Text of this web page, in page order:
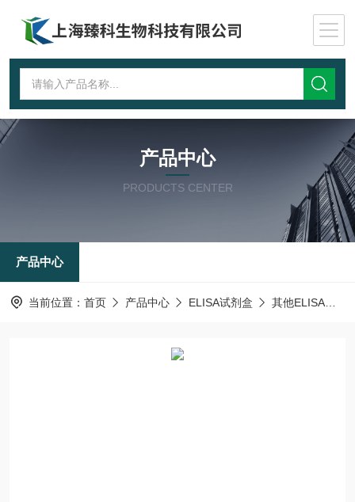
产品中心
PRODUCTS CENTER
产品中心
当前位置： 首页 产品中心 ELISA试剂盒 其他ELISA试剂盒